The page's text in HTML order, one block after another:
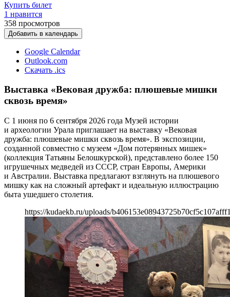
Купить билет
1 нравится
358 просмотров
Добавить в календарь
Google Calendar
Outlook.com
Скачать .ics
Выставка «Вековая дружба: плюшевые мишки
сквозь время»
С 1 июня по 6 сентября 2026 года Музей истории
и археологии Урала приглашает на выставку «Вековая
дружба: плюшевые мишки сквозь время». В экспозиции,
созданной совместно с музеем «Дом потерянных мишек»
(коллекция Татьяны Белошкурской), представлено более 150
игрушечных медведей из СССР, стран Европы, Америки
и Австралии. Выставка предлагают взглянуть на плюшевого
мишку как на сложный артефакт и идеальную иллюстрацию
быта ушедшего столетия.
https://kudaekb.ru/uploads/